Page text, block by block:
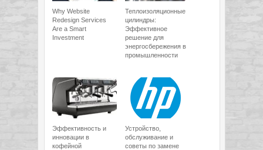
Why Website
Redesign Services
Are a Smart
Investment
Теплоизоляционные
цилиндры:
Эффективное
решение для
энергосбережения в
промышленности
Эффективность и
инновации в
кофейной
Устройство,
обслуживание и
советы по замене